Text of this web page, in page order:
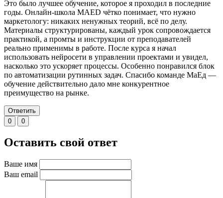
Это было лучшее обучение, которое я проходил в последние
годы. Онлайн-школа MAED чётко понимает, что нужно
маркетологу: никаких ненужных теорий, всё по делу.
Материалы структурированы, каждый урок сопровождается
практикой, а промты и инструкции от преподавателей
реально применимы в работе. После курса я начал
использовать нейросети в управлении проектами и увидел,
насколько это ускоряет процессы. Особенно понравился блок
по автоматизации рутинных задач. Спасибо команде МаЕд —
обучение действительно дало мне конкурентное
преимущество на рынке.
Ответить
0
0
Оставить свой ответ
Ваше имя
Ваш email